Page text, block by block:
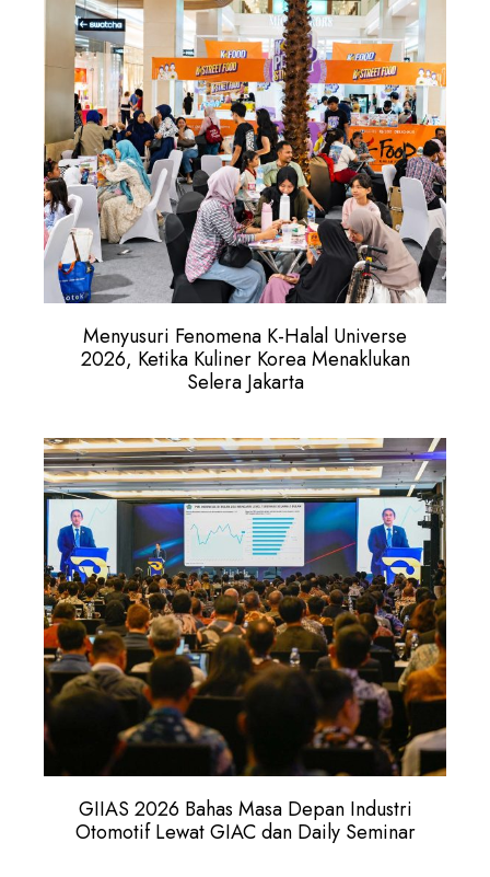
Menyusuri Fenomena K-Halal Universe
2026, Ketika Kuliner Korea Menaklukan
Selera Jakarta
GIIAS 2026 Bahas Masa Depan Industri
Otomotif Lewat GIAC dan Daily Seminar